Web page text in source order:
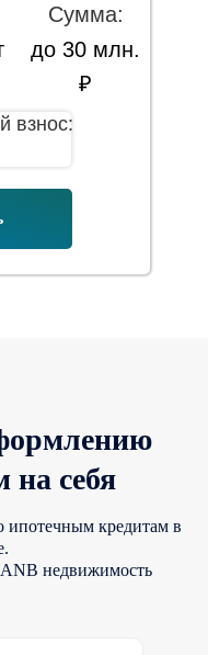
Сумма:
до 30 млн.
₽
взнос:
на себя
ипотечным кредитам в
недвижимость